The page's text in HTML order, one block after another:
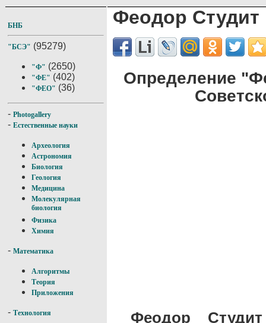
БНБ
"БСЭ" (95279)
"Ф" (2650)
"ФЕ" (402)
"ФЕО" (36)
- Photogallery
- Естественные науки
Археология
Астрономия
Биология
Геология
Медицина
Молекулярная
биология
Физика
Химия
- Математика
Алгоритмы
Теория
Приложения
- Технология
Феодор Студит
Определение
Феодор Студит